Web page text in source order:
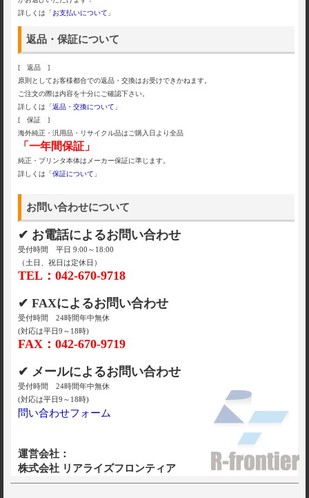
詳しくは「お支払いについて 」
返品・保証について
[ 返品 ]
原則としてお客様都合での返品・交換はお受けできかねます。
ご注文の際は内容を十分にご確認下さい。
詳しくは「返品・交換について 」
[ 保証 ]
海外純正・汎用品・リサイクル品はご購入日より全品
「一年間保証」
純正・プリンタ本体はメーカー保証に準じます。
詳しくは「保証について 」
お問い合わせについて
✔ お電話によるお問い合わせ
受付時間 平日 9:00～18:00
（土日、祝日は定休日）
TEL：042-670-9718
✔ FAXによるお問い合わせ
受付時間 24時間年中無休
(対応は平日9～18時)
FAX：042-670-9719
✔ メールによるお問い合わせ
受付時間 24時間年中無休
(対応は平日9～18時)
問い合わせフォーム
運営会社：
株式会社 リアライズフロンティア